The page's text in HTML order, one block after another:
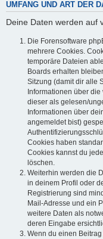
UMFANG UND ART DER
Deine Daten werden auf
Die Forensoftware
mehrere Cookies.
temporäre Dateien
Boards erhalten
Sitzung (damit dir alle
Informationen über
dieser als gelesen/
Informationen über
angemeldet bist)
Cookies haben
Cookies kannst du
löschen.
Weiterhin werden die
in deinem Profil oder
Registrierung sind
Mail-Adresse und ein
weitere Daten als
deren Eingabe
Wenn du einen